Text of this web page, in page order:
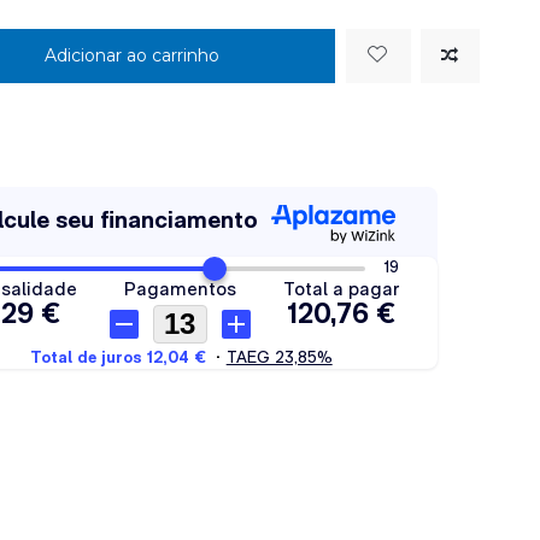
Adicionar ao carrinho